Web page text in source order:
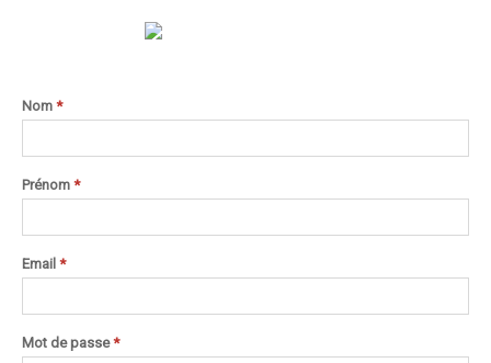
Nom *
Prénom *
Email *
Mot de passe*